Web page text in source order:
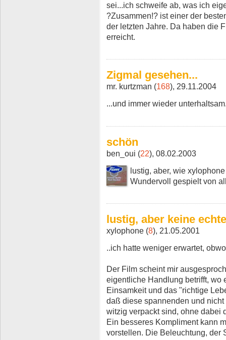
sei...ich schweife ab, was ich
?Zusammen!? ist einer der
der letzten Jahre. Da haben die
erreicht.
Zigmal gesehen...
mr. kurtzman (168), 29.11.2004
...und immer wieder
schön
ben_oui (22), 08.02.2003
lustig, aber, wie
Wundervoll gespielt von
lustig, aber keine
xylophone (8), 21.05.2001
..ich hatte weniger erwartet,
Der Film scheint mir
eigentliche Handlung betrifft, wo
Einsamkeit und das "richtige
daß diese spannenden und
witzig verpackt sind, ohne dabei
Ein besseres Kompliment kann
vorstellen. Die Beleuchtung, der